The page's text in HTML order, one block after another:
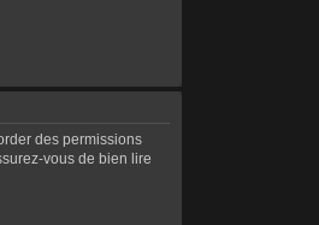
des permissions
vous de bien lire